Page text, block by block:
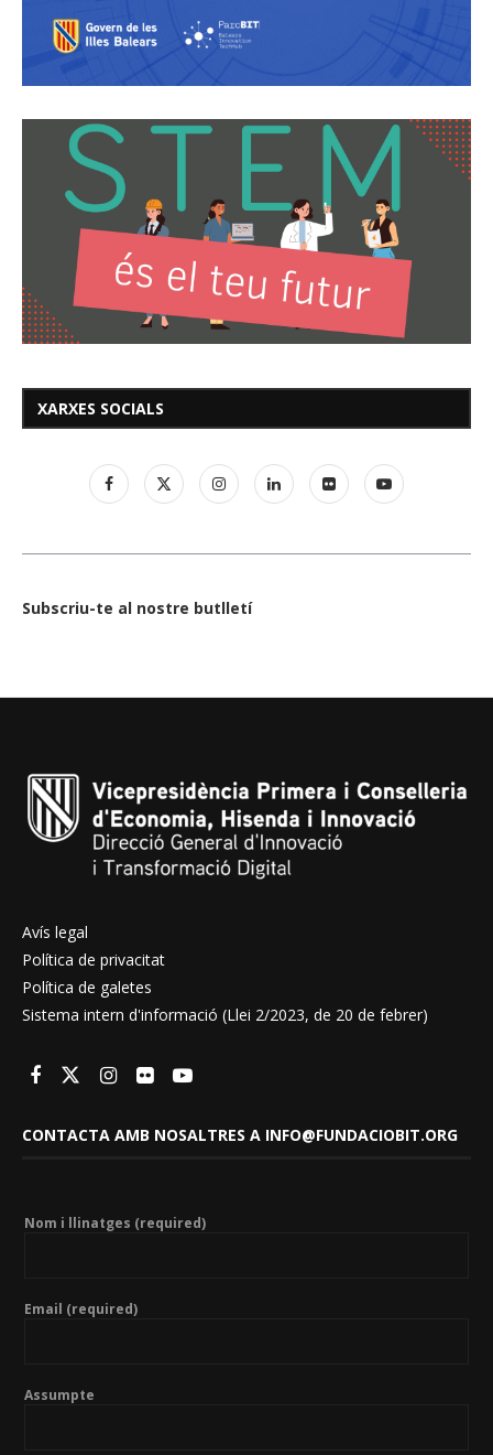
XARXES SOCIALS
Subscriu-te al nostre butlletí
Avís legal
Política de privacitat
Política de galetes
Sistema intern d'informació (Llei 2/2023, de 20 de febrer)
CONTACTA AMB NOSALTRES A INFO@FUNDACIOBIT.ORG
Nom i llinatges (required)
Email (required)
Assumpte